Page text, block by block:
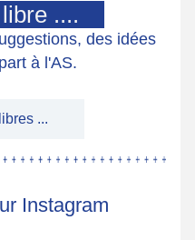
....
des idées
à l'AS.
...
Instagram